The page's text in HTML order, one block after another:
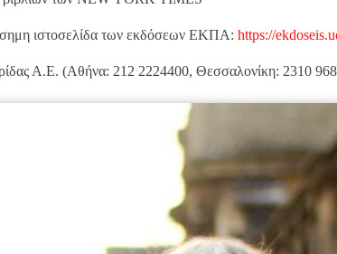
ιστοσελίδα των εκδόσεων ΕΚΠΑ: https://
Α.Ε. (Αθήνα: 212 2224400, Θεσσαλονίκη: 2310